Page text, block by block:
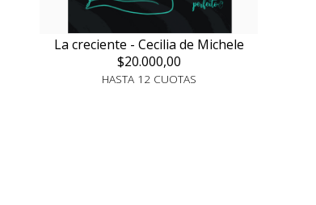
La creciente - Cecilia de Michele
$20.000,00
HASTA 12 CUOTAS